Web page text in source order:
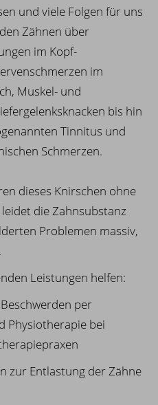
und viele Folgen für uns
Zähnen über
im Kopf-
im
Muskel- und
bis hin
Tinnitus und
Schmerzen.
dieses Knirschen ohne
die Zahnsubstanz
Problemen massiv,
Leistungen helfen:
per
Physiotherapie bei
zur Entlastung der Zähne